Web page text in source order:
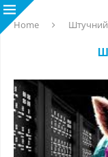
Home Штучний